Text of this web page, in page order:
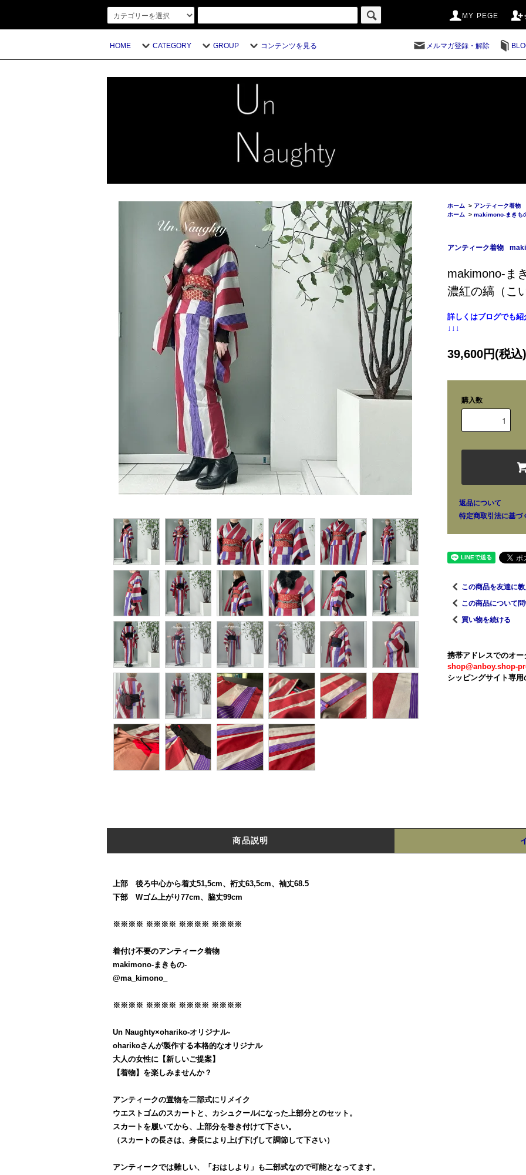
MY PEGE
HOME CATEGORY GROUP コンテンツを見る メルマガ登録・解除
ホーム > アンティーク着物
ホーム > makimono-まきも
アンティーク着物
makimono-ま
濃紅の縞（こ
詳しくはブログでも紹
↓↓↓
39,600円(税込)
購入数
返品について
特定商取引法に基づ
この商品を友達に
この商品について
買い物を続ける
携帯アドレスでのオ
shop@anboy.shop-
シッピングサイト専
商品説明
上部 後ろ中心から着丈51,5cm、裄丈63,5cm、袖丈68.5
下部 Wゴム上がり77cm、脇丈99cm
※※※※ ※※※※ ※※※※ ※※※※
着付け不要のアンティーク着物
makimono-まきもの-
@ma_kimono_
※※※※ ※※※※ ※※※※ ※※※※
Un Naughty×ohariko-オリジナル-
oharikoさんが製作する本格的なオリジナル
大人の女性に【新しいご提案】
【着物】を楽しみませんか？
アンティークの置物を二部式にリメイク
ウエストゴムのスカートと、カシュクールになった上部分とのセット。
スカートを履いてから、上部分を巻き付けて下さい。
（スカートの長さは、身長により上げ下げして調節して下さい）
アンティークでは難しい、「おはしより」も二部式なので可能となってます。